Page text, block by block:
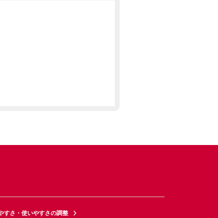
すさ・使いやすさの調整